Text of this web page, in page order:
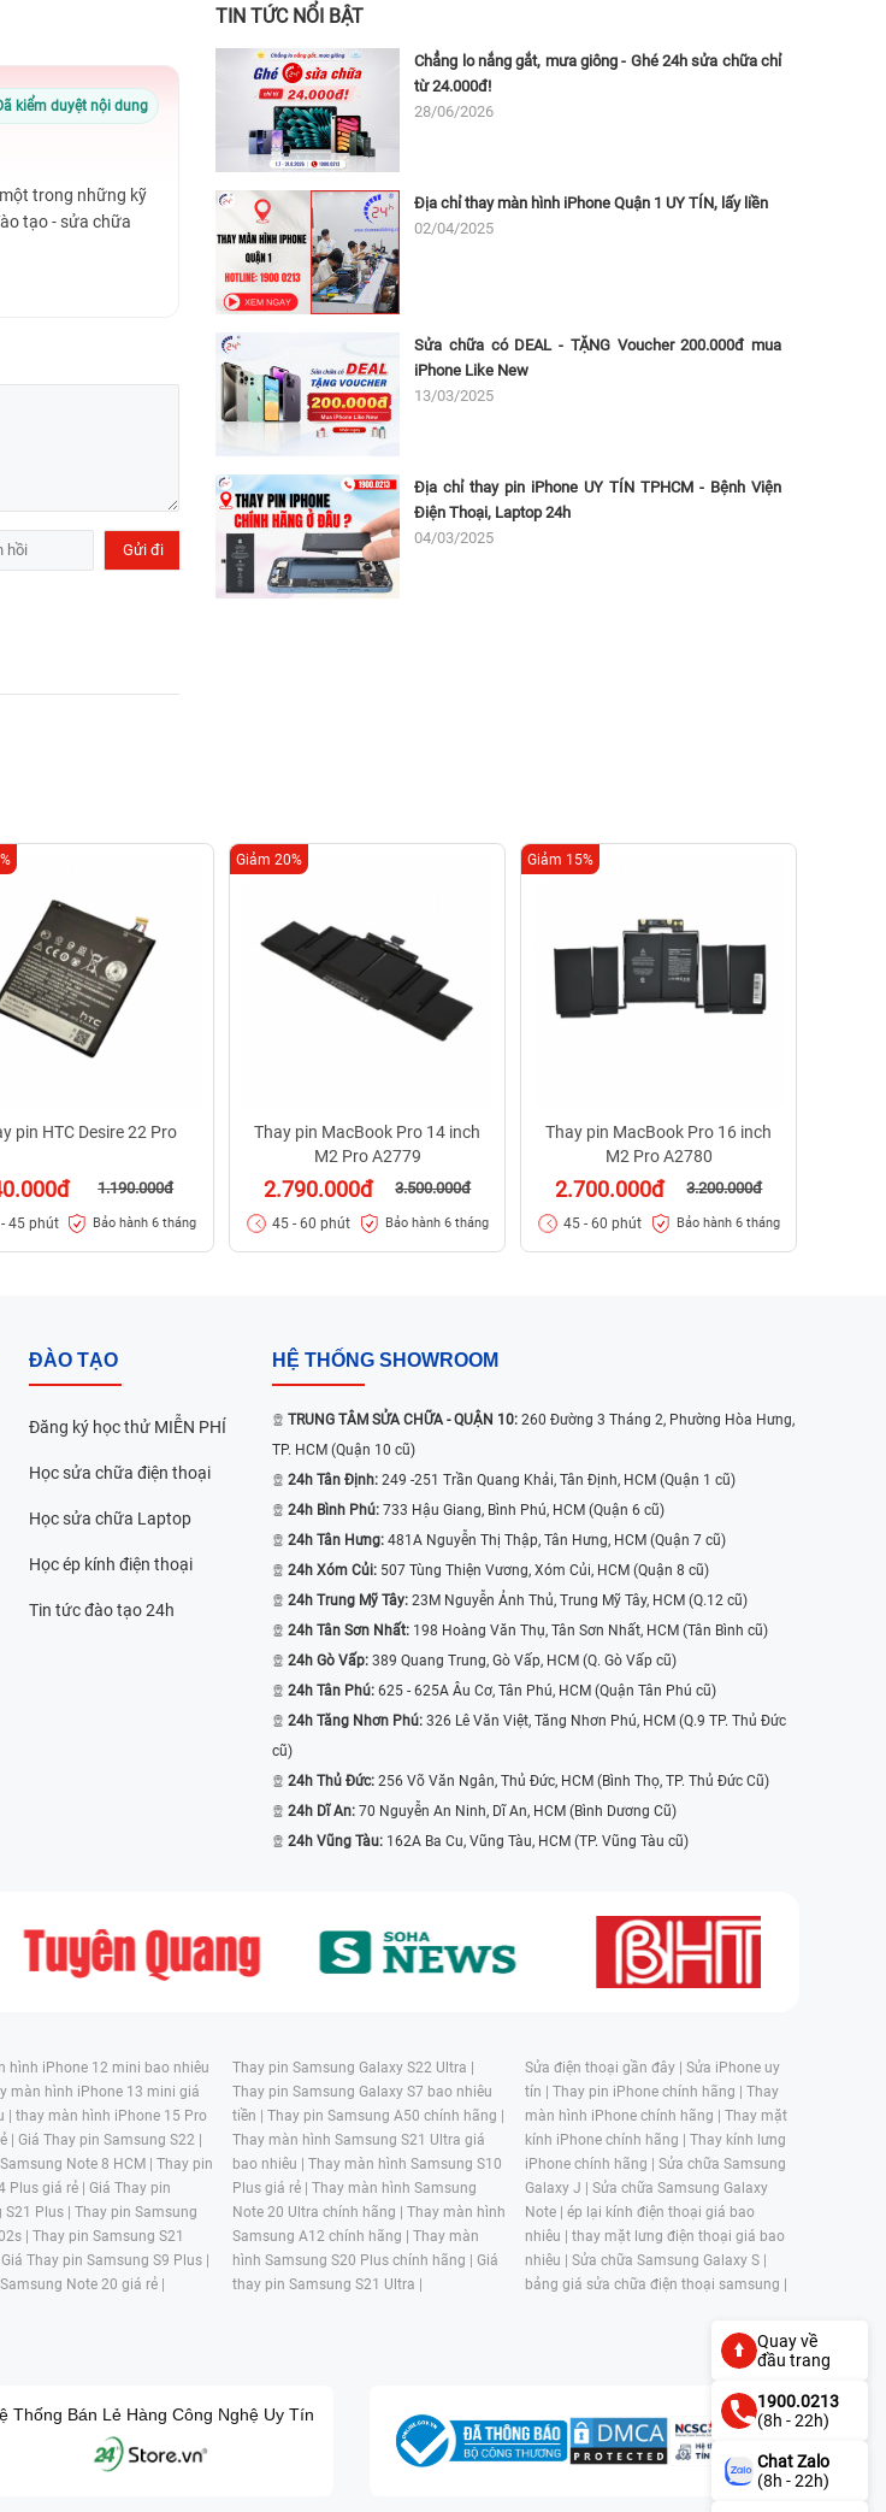
kiểm duyệt nội dung
trong những kỹ
tạo - sửa chữa
TIN TỨC NỔI BẬT
Chẳng lo nắng gắt, mưa giông - Ghé 24h sửa chữa chỉ
từ 24.000đ!
28/06/2026
Địa chỉ thay màn hình iPhone Quận 1 UY TÍN, lấy liền
02/04/2025
Sửa chữa có DEAL - TẶNG Voucher 200.000đ mua
iPhone Like New
13/03/2025
Địa chỉ thay pin iPhone UY TÍN TPHCM - Bệnh Viện
Điện Thoại, Laptop 24h
04/03/2025
pin HTC Desire 22 Pro
1.190.000đ
45 phút Bảo hành 6 tháng
Thay pin MacBook Pro 14 inch
M2 Pro A2779
2.790.000đ 3.500.000đ
Giảm 20%
45 - 60 phút Bảo hành 6 tháng
Thay pin MacBook Pro 16 inch
M2 Pro A2780
2.700.000đ 3.200.000đ
Giảm 15%
45 - 60 phút Bảo hành 6 tháng
ĐÀO TẠO
Đăng ký học thử MIỄN PHÍ
Học sửa chữa điện thoại
Học sửa chữa Laptop
Học ép kính điện thoại
Tin tức đào tạo 24h
HỆ THỐNG SHOWROOM
TRUNG TÂM SỬA CHỮA - QUẬN 10: 260 Đường 3 Tháng 2, Phường Hòa Hưng,
TP. HCM (Quận 10 cũ)
24h Tân Định: 249 -251 Trần Quang Khải, Tân Định, HCM (Quận 1 cũ)
24h Bình Phú: 733 Hậu Giang, Bình Phú, HCM (Quận 6 cũ)
24h Tân Hưng: 481A Nguyễn Thị Thập, Tân Hưng, HCM (Quận 7 cũ)
24h Xóm Củi: 507 Tùng Thiện Vương, Xóm Củi, HCM (Quận 8 cũ)
24h Trung Mỹ Tây: 23M Nguyễn Ảnh Thủ, Trung Mỹ Tây, HCM (Q.12 cũ)
24h Tân Sơn Nhất: 198 Hoàng Văn Thụ, Tân Sơn Nhất, HCM (Tân Bình cũ)
24h Gò Vấp: 389 Quang Trung, Gò Vấp, HCM (Q. Gò Vấp cũ)
24h Tân Phú: 625 - 625A Âu Cơ, Tân Phú, HCM (Quận Tân Phú cũ)
24h Tăng Nhơn Phú: 326 Lê Văn Việt, Tăng Nhơn Phú, HCM (Q.9 TP. Thủ Đức
cũ)
24h Thủ Đức: 256 Võ Văn Ngân, Thủ Đức, HCM (Bình Thọ, TP. Thủ Đức Cũ)
24h Dĩ An: 70 Nguyễn An Ninh, Dĩ An, HCM (Bình Dương Cũ)
24h Vũng Tàu: 162A Ba Cu, Vũng Tàu, HCM (TP. Vũng Tàu cũ)
hình iPhone 12 mini bao nhiêu
màn hình iPhone 13 mini giá
| thay màn hình iPhone 15 Pro
| Giá Thay pin Samsung S22 |
Note 8 HCM | Thay pin
Plus giá rẻ | Giá Thay pin
S21 Plus | Thay pin Samsung
| Thay pin Samsung S21
Giá Thay pin Samsung S9 Plus |
Note 20 giá rẻ |
Thay pin Samsung Galaxy S22 Ultra |
Thay pin Samsung Galaxy S7 bao nhiêu
tiền | Thay pin Samsung A50 chính hãng |
Thay màn hình Samsung S21 Ultra giá
bao nhiêu | Thay màn hình Samsung S10
Plus giá rẻ | Thay màn hình Samsung
Note 20 Ultra chính hãng | Thay màn hình
Samsung A12 chính hãng | Thay màn
hình Samsung S20 Plus chính hãng | Giá
thay pin Samsung S21 Ultra |
Sửa điện thoại gần đây | Sửa iPhone uy
tín | Thay pin iPhone chính hãng | Thay
màn hình iPhone chính hãng | Thay mặt
kính iPhone chính hãng | Thay kính lưng
iPhone chính hãng | Sửa chữa Samsung
Galaxy J | Sửa chữa Samsung Galaxy
Note | ép lại kính điện thoại giá bao
nhiêu | thay mặt lưng điện thoại giá bao
nhiêu | Sửa chữa Samsung Galaxy S |
bảng giá sửa chữa điện thoại samsung |
Thống Bán Lẻ Hàng Công Nghệ Uy Tín
Quay về
đầu trang
1900.0213
(8h - 22h)
Chat Zalo
(8h - 22h)